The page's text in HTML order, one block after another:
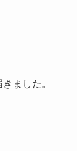
ました。